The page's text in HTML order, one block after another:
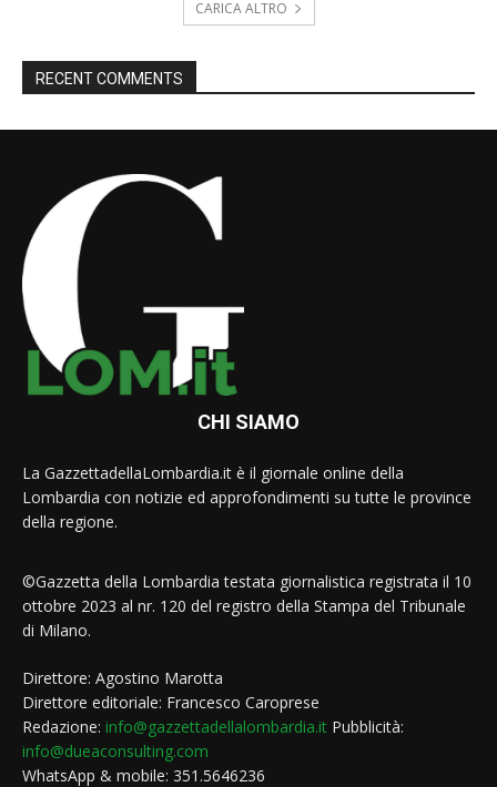
CARICA ALTRO
RECENT COMMENTS
CHI SIAMO
La GazzettadellaLombardia.it è il giornale online della
Lombardia con notizie ed approfondimenti su tutte le province
della regione.
©Gazzetta della Lombardia testata giornalistica registrata il 10
ottobre 2023 al nr. 120 del registro della Stampa del Tribunale
di Milano.
Direttore: Agostino Marotta
Direttore editoriale: Francesco Caroprese
Redazione: info@gazzettadellalombardia.it Pubblicità:
info@dueaconsulting.com
WhatsApp & mobile: 351.5646236